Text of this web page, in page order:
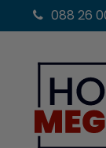
088 26